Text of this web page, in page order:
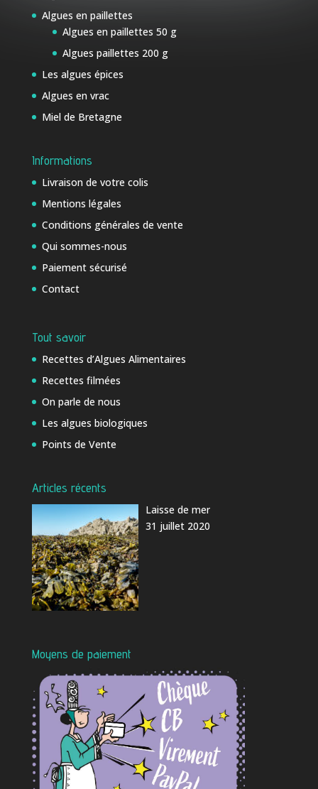
Algues en paillettes
Algues en paillettes 50 g
Algues paillettes 200 g
Les algues épices
Algues en vrac
Miel de Bretagne
Informations
Livraison de votre colis
Mentions légales
Conditions générales de vente
Qui sommes-nous
Paiement sécurisé
Contact
Tout savoir
Recettes d’Algues Alimentaires
Recettes filmées
On parle de nous
Les algues biologiques
Points de Vente
Articles récents
Laisse de mer
31 juillet 2020
Moyens de paiement